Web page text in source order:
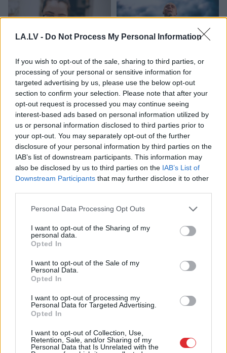
LA.LV - Do Not Process My Personal Information
If you wish to opt-out of the sale, sharing to third parties, or
processing of your personal or sensitive information for
targeted advertising by us, please use the below opt-out
section to confirm your selection. Please note that after your
opt-out request is processed you may continue seeing
interest-based ads based on personal information utilized by
us or personal information disclosed to third parties prior to
your opt-out. You may separately opt-out of the further
disclosure of your personal information by third parties on the
IAB’s list of downstream participants. This information may
also be disclosed by us to third parties on the IAB’s List of
Downstream Participants that may further disclose it to other
Please note that this website/app uses one or more Google
not limited to your visit or usage behaviour. You may click to
grant or deny consent to Google and its third-party tags to
use your data for below specified purposes in below Google
consent section.
Personal Data Processing Opt Outs
I want to opt-out of the Sharing of my
personal data.
Opted In
I want to opt-out of the Sale of my
Personal Data.
Opted In
I want to opt-out of processing my
Personal Data for Targeted Advertising.
Opted In
I want to opt-out of Collection, Use,
Retention, Sale, and/or Sharing of my
Personal Data that Is Unrelated with the
Cilvēkus aizrāvis ātrs
IQ tests: tas liks
izkustināt smadzenes,
lai pārbaudītu tavu
erudīciju
FOTO. “Dziļi sirdī esmu
tas pats…” Dons publicē
neredzētas fotogrāfijas
un aizkustinošas
pārdomas par savu
dzīvi
VIDEO.Spānijas lidostā
pēkšņi atskan Raimonda
Paula mūzika! Pie
klavierēm – Māris Grigalis
LASĪTĀKIE